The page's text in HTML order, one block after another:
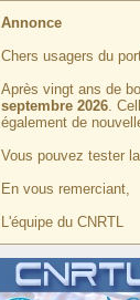
Annonce
Chers usagers du
Après vingt ans de
septembre 2026.
également de
Vous pouvez tester
En vous remerciant,
L'équipe du CNRTL